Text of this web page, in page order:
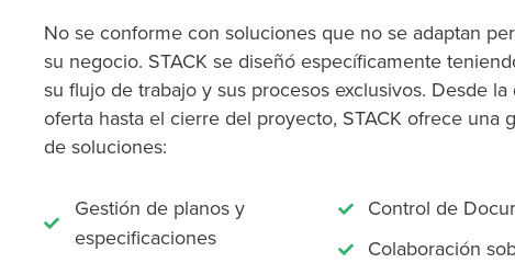
No se conforme con soluciones que no se adaptan
su negocio. STACK se diseñó específicamente
su flujo de trabajo y sus procesos exclusivos. Desde
oferta hasta el cierre del proyecto, STACK ofrece una
de soluciones:
Gestión de planos y
especificaciones
Control de
Colaboración